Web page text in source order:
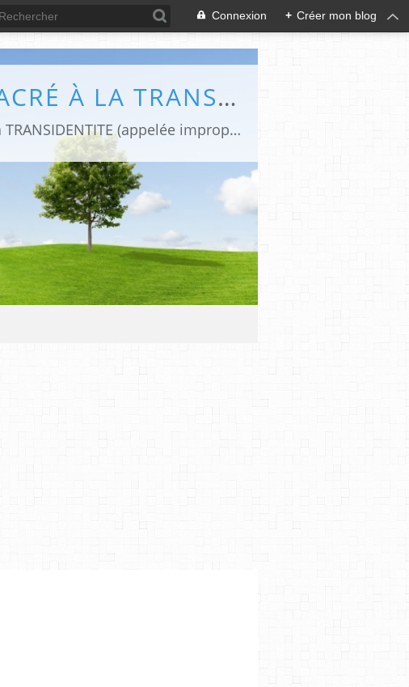
Connexion + Créer mon blog
DIFFÉRENCES (LE BLOG DE CAPHI CONSACRÉ À LA TRANSIDENTITE ET L'INTERSEXUATION)
Revues de presse et de blogs par une journaliste transgenre qui traite de la TRANSIDENTITE (appelée improprement "transsexualité").Le blog "Différences" est devenu aujourd'hui une REFERENCE FRANCOPHONE sur la TRANSIDENTITE